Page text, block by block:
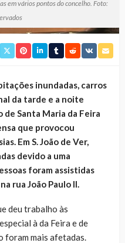
em vários pontos do concelho. Foto:
inundadas, carros
da tarde e a noite
Santa Maria da Feira
que provocou
Em S. João de Ver,
devido a uma
foram assistidas
rua João Paulo II.
deu trabalho às
à da Feira e de
foram mais afetadas.